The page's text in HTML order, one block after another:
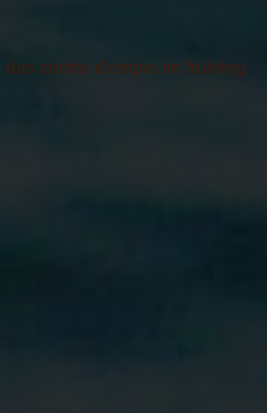
das centro d'ompio im frühling